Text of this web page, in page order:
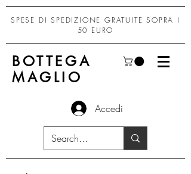
SPESE DI SPEDIZIONE GRATUITE SOPRA I
50 EURO
BOTTEGA
MAGLIO
Accedi